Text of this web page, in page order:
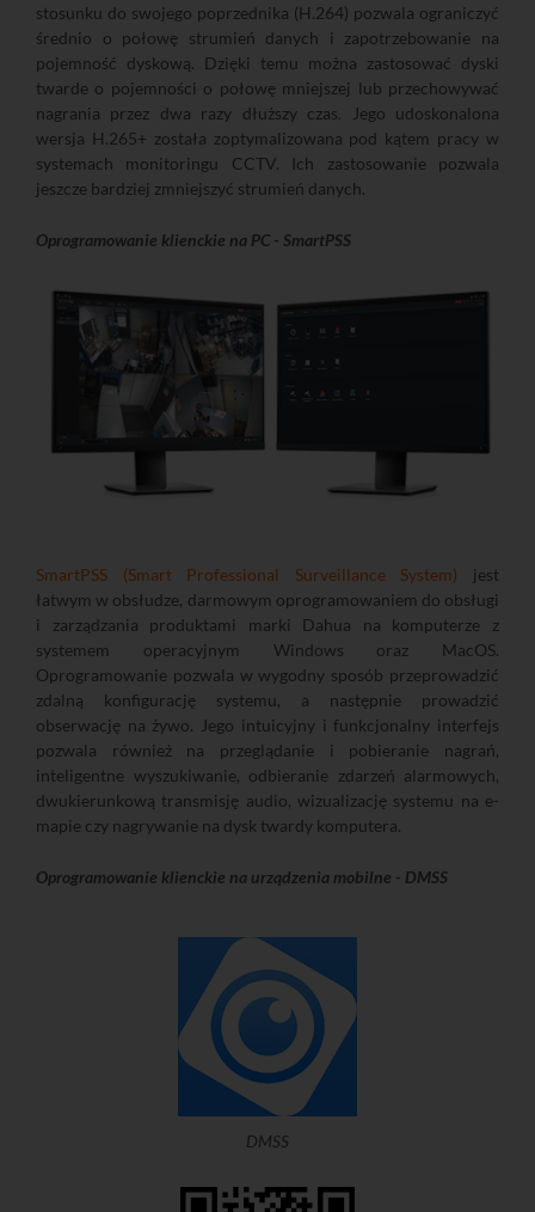
stosunku do swojego poprzednika (H.264) pozwala ograniczyć
średnio o połowę strumień danych i zapotrzebowanie na
pojemność dyskową. Dzięki temu można zastosować dyski
twarde o pojemności o połowę mniejszej lub przechowywać
nagrania przez dwa razy dłuższy czas. Jego udoskonalona
wersja H.265+ została zoptymalizowana pod kątem pracy w
systemach monitoringu CCTV. Ich zastosowanie pozwala
jeszcze bardziej zmniejszyć strumień danych.
Oprogramowanie klienckie na PC - SmartPSS
SmartPSS (Smart Professional Surveillance System) jest
łatwym w obsłudze, darmowym oprogramowaniem do obsługi
i zarządzania produktami marki Dahua na komputerze z
systemem operacyjnym Windows oraz MacOS.
Oprogramowanie pozwala w wygodny sposób przeprowadzić
zdalną konfigurację systemu, a następnie prowadzić
obserwację na żywo. Jego intuicyjny i funkcjonalny interfejs
pozwala również na przeglądanie i pobieranie nagrań,
inteligentne wyszukiwanie, odbieranie zdarzeń alarmowych,
dwukierunkową transmisję audio, wizualizację systemu na e-
mapie czy nagrywanie na dysk twardy komputera.
Oprogramowanie klienckie na urządzenia mobilne - DMSS
DMSS